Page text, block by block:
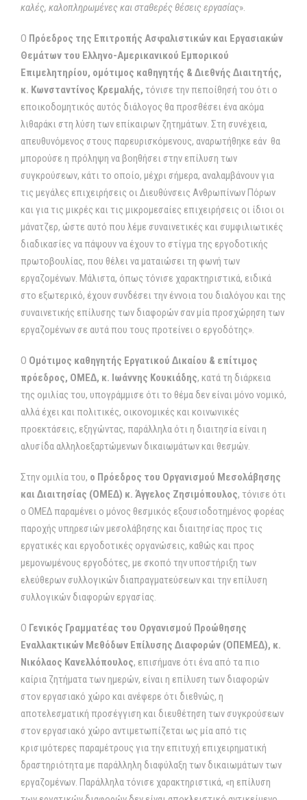
καλές, καλοπληρωμένες και σταθερές θέσεις εργασίας».
Ο Πρόεδρος της Επιτροπής Ασφαλιστικών και Εργασιακών
Θεµάτων του Ελληνο-Aµερικανικού Εµπορικού
Επιµελητηρίου, ομότιμος καθηγητής & ∆ιεθνής ∆ιαιτητής,
κ. Κωνσταντίνος Κρεμαλής, τόνισε την πεποίθησή του ότι ο
εποικοδομητικός αυτός διάλογος θα προσθέσει ένα ακόμα
λιθαράκι στη λύση των επίκαιρων ζητημάτων. Στη συνέχεια,
απευθυνόμενος στους παρευρισκόμενους, αναρωτήθηκε εάν θα
μπορούσε η πρόληψη να βοηθήσει στην επίλυση των
συγκρούσεων, κάτι το οποίο, μέχρι σήμερα, αναλαμβάνουν για
τις μεγάλες επιχειρήσεις οι Διευθύνσεις Ανθρωπίνων Πόρων
και για τις μικρές και τις μικρομεσαίες επιχειρήσεις οι ίδιοι οι
μάνατζερ, ώστε αυτό που λέμε συναινετικές και συμφιλιωτικές
διαδικασίες να πάψουν να έχουν το στίγμα της εργοδοτικής
πρωτοβουλίας, που θέλει να ματαιώσει τη φωνή των
εργαζομένων. Μάλιστα, όπως τόνισε χαρακτηριστικά, ειδικά
στο εξωτερικό, έχουν συνδέσει την έννοια του διαλόγου και της
συναινετικής επίλυσης των διαφορών σαν μία προσχώρηση των
εργαζομένων σε αυτά που τους προτείνει ο εργοδότης».
Ο Οµότιµος καθηγητής Εργατικού ∆ικαίου & επίτιµος
πρόεδρος, ΟΜΕ∆, κ. Ιωάννης Κουκιάδης, κατά τη διάρκεια
της ομιλίας του, υπογράμμισε ότι το θέμα δεν είναι μόνο νομικό,
αλλά έχει και πολιτικές, οικονομικές και κοινωνικές
προεκτάσεις, εξηγώντας, παράλληλα ότι η διαιτησία είναι η
αλυσίδα αλληλοεξαρτώμενων δικαιωμάτων και θεσμών.
Στην ομιλία του, ο Πρόεδρος του Οργανισµού Μεσολάβησης
και ∆ιαιτησίας (ΟΜΕ∆) κ. Άγγελος Ζησιµόπουλος, τόνισε ότι
ο ΟΜΕΔ παραμένει ο μόνος θεσμικός εξουσιοδοτημένος φορέας
παροχής υπηρεσιών μεσολάβησης και διαιτησίας προς τις
εργατικές και εργοδοτικές οργανώσεις, καθώς και προς
μεμονωμένους εργοδότες, με σκοπό την υποστήριξη των
ελεύθερων συλλογικών διαπραγματεύσεων και την επίλυση
συλλογικών διαφορών εργασίας.
Ο Γενικός Γραµµατέας του Οργανισµού Προώθησης
Εναλλακτικών Μεθόδων Επίλυσης ∆ιαφορών (ΟΠΕΜΕ∆), κ.
Νικόλαος Κανελλόπουλος, επισήμανε ότι ένα από τα πιο
καίρια ζητήματα των ημερών, είναι η επίλυση των διαφορών
στον εργασιακό χώρο και ανέφερε ότι διεθνώς, η
αποτελεσματική προσέγγιση και διευθέτηση των συγκρούσεων
στον εργασιακό χώρο αντιμετωπίζεται ως μία από τις
κρισιμότερες παραμέτρους για την επιτυχή επιχειρηματική
δραστηριότητα με παράλληλη διαφύλαξη των δικαιωμάτων των
εργαζομένων. Παράλληλα τόνισε χαρακτηριστικά, «η επίλυση